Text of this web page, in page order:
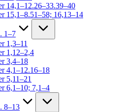
14,1–12.26–33.39–40
15,1–8.51–58; 16,13–14
1–7
1,3–11
1,12–2,4
3,4–18
4,1–12.16–18
5,11–21
6,1–10; 7,1–4
8–13